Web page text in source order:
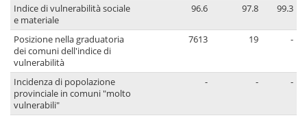
Indice di vulnerabilità sociale
e materiale
96.6 97.8 99.3
Posizione nella graduatoria
dei comuni dell'indice di
vulnerabilità
7613 19 -
Incidenza di popolazione
provinciale in comuni "molto
vulnerabili"
- - -